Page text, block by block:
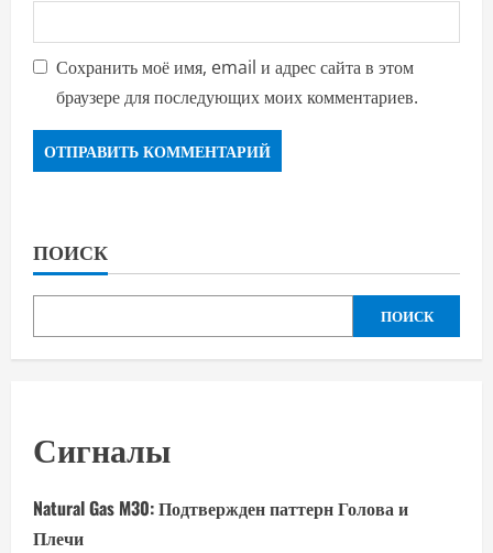
Сохранить моё имя, email и адрес сайта в этом
браузере для последующих моих комментариев.
ПОИСК
ПОИСК
Сигналы
Natural Gas M30: Подтвержден паттерн Голова и
Плечи